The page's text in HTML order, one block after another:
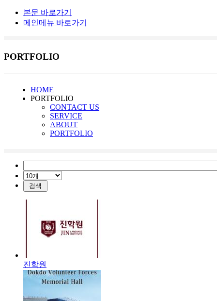
본문 바로가기
메인메뉴 바로가기
PORTFOLIO
HOME
PORTFOLIO
CONTACT US
SERVICE
ABOUT
PORTFOLIO
진학원